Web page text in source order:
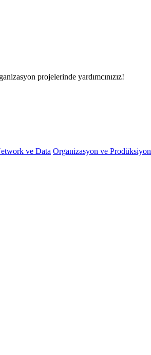
projelerinde yardımcınızız!
ve Data Organizasyon ve Prodüksiyon